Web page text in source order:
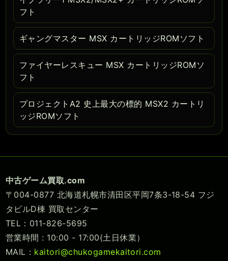
フト
ギャングマスター MSX カートリッジROMソフト
ファイヤーレスキュー MSX カートリッジROMソ
フト
プロジェクトA2 史上最大の標的 MSX2 カートリ
ッジROMソフト
中古ゲーム買取.com
〒004-0877 北海道札幌市清田区平岡7条3-18-54 フジ
タビルD棟 買取センター
TEL：011-826-5695
営業時間 : 10:00 - 17:00(土日休業）
MAIL： kaitori@chukogamekaitori.com